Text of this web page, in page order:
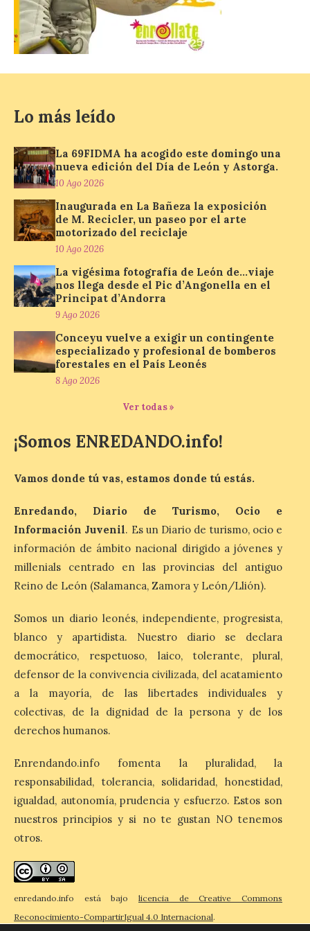
Recupera la memoria de
los monasterios como
espacios de acogida. La
exposición itinerante de acceso libre. El
El delegado del Gobierno
participa en la XVII Feria
Agroalimentaria de El
Espino, una cita que pone
en valor los productos, la
gastronomía y la artesanía
del Bierzo
10 Ago 2026
Nicanor Sen reivindica en
El Espino el compromiso
del Gobierno de España
con los pueblos y el medio
rural. Sen destaca la
para generar actividad económica, atraer
Cruz Roja concluye el
con 33 atenciones,
incluidos los 10 heridos en
los dos accidentes
registrados durante el fin
de semana
10 Ago 2026
Cruz Roja concluye el Gran
33 atenciones, incluidos
los 10 heridos en los dos
accidentes registrados
durante el fin de semana. El dispositivo
a nueve personas heridas en el […]
El Ayuntamiento de
Zamora impulsa la
identidad histórica de
Olivares con la instalación
de nuevas placas
cerámicas en el callejero
10 Ago 2026
Se han instalado dieciséis
Lo más leído
La 69FIDMA ha acogido este domingo una
nueva edición del Día de León y Astorga.
10 Ago 2026
Inaugurada en La Bañeza la exposición
de M. Recicler, un paseo por el arte
motorizado del reciclaje
10 Ago 2026
La vigésima fotografía de León de…viaje
nos llega desde el Pic d’Angonella en el
Principat d’Andorra
9 Ago 2026
Conceyu vuelve a exigir un contingente
especializado y profesional de bomberos
forestales en el País Leonés
8 Ago 2026
Ver todas »
¡Somos ENREDANDO.info!
Vamos donde tú vas, estamos donde tú estás.
Enredando, Diario de Turismo, Ocio e
Información Juvenil. Es un Diario de turismo, ocio e
información de ámbito nacional dirigido a jóvenes y
millenials centrado en las provincias del antiguo
Reino de León (Salamanca, Zamora y León/Llión).
Somos un diario leonés, independiente, progresista,
blanco y apartidista. Nuestro diario se declara
democrático, respetuoso, laico, tolerante, plural,
defensor de la convivencia civilizada, del acatamiento
a la mayoría, de las libertades individuales y
colectivas, de la dignidad de la persona y de los
derechos humanos.
Enrendando.info fomenta la pluralidad, la
responsabilidad, tolerancia, solidaridad, honestidad,
igualdad, autonomía, prudencia y esfuerzo. Estos son
nuestros principios y si no te gustan NO tenemos
otros.
enredando.info está bajo licencia de Creative Commons
Reconocimiento-CompartirIgual 4.0 Internacional.